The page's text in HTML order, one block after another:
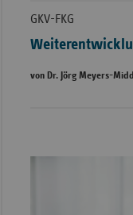
GKV-FKG
von Dr. Jörg Meyers-